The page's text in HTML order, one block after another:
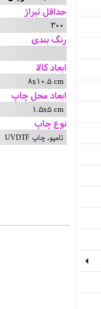
حداقل تیراژ
300
رنگ بندی
ابعاد کالا
8x10.5 cm
ابعاد محل چاپ
1.5x5 cm
نوع چاپ
تامپو, چاپ UVDTF